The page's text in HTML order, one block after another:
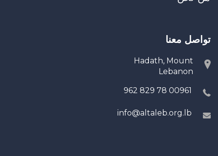
تواصل معنا
Hadath, Mount
Lebanon
00961 78 829 962
info@altaleb.org.lb